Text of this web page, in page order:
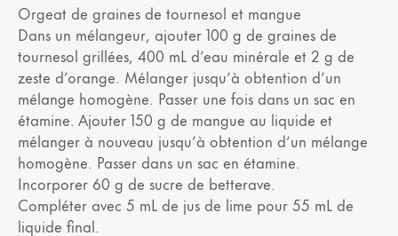
Orgeat de graines de tournesol et mangue
Dans un mélangeur, ajouter 100 g de graines de
tournesol grillées, 400 mL d’eau minérale et 2 g de
zeste d’orange. Mélanger jusqu’à obtention d’un
mélange homogène. Passer une fois dans un sac en
étamine. Ajouter 150 g de mangue au liquide et
mélanger à nouveau jusqu’à obtention d’un mélange
homogène. Passer dans un sac en étamine.
Incorporer 60 g de sucre de betterave.
Compléter avec 5 mL de jus de lime pour 55 mL de
liquide final.